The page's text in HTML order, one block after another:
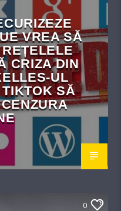
VREA SĂ
CRIZA DIN
UL
SĂ
0